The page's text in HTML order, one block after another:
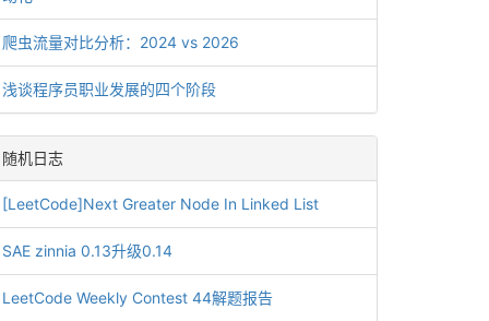
爬虫流量对比分析：2024 vs 2026
浅谈程序员职业发展的四个阶段
随机日志
[LeetCode]Next Greater Node In Linked List
SAE zinnia 0.13升级0.14
LeetCode Weekly Contest 44解题报告